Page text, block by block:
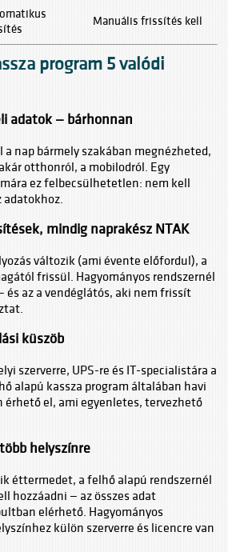
Manuális frissítés kell
program 5 valódi
adatok — bárhonnan
a nap bármely szakában megnézheted,
otthonról, a mobilodról. Egy
ez felbecsülhetetlen: nem kell
mindig naprakész NTAK
változik (ami évente előfordul), a
frissül. Hagyományos rendszernél
az a vendéglátós, aki nem frissít
küszöb
szerverre, UPS-re és IT-specialistára a
alapú kassza program általában havi
el, ami egyenletes, tervezhető
helyszínre
éttermedet, a felhő alapú rendszernél
hozzáadni — az összes adat
elérhető. Hagyományos
külön szerverre és licencre van